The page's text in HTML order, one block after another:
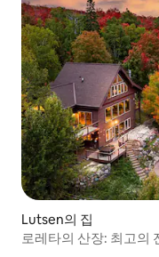
Lutsen의 집
로레타의 산장: 최고의